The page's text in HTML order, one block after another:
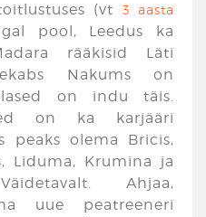
(vt 3 aasta
pool, Leedus ka
rääkisid Läti
Nakums on
on indu täis.
on ka karjääri
peaks olema Bricis,
Liduma, Krumina ja
Ahjaa,
uue peatreeneri